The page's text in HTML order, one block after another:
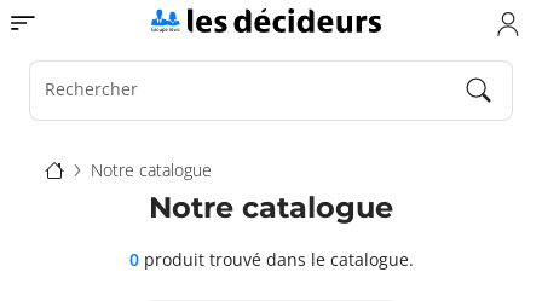
Aller
au
contenu
principal
Toggle navigation
Rechercher
Fil
d'Ariane
Notre catalogue
Notre catalogue
0produit trouvédans le catalogue.